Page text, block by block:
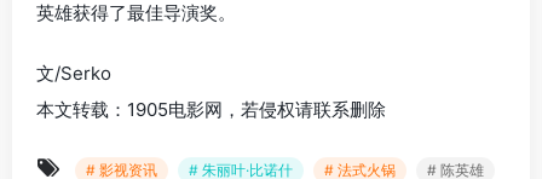
英雄获得了最佳导演奖。
文/Serko
本文转载：1905电影网，若侵权请联系删除
# 影视资讯 # 朱丽叶·比诺什 # 法式火锅 # 陈英雄